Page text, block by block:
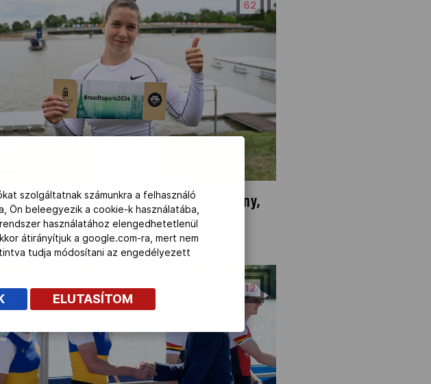
pótkvalifikációs kajak-kenu verseny,
(2024.05.08.-09.)
62
12
szolgáltatnak számunkra a felhasználó
beleegyezik a cookie-k használatába,
használatához elengedhetetlenül
átirányítjuk a google.com-ra, mert nem
tudja módosítani az engedélyezett
ELUTASÍTOM